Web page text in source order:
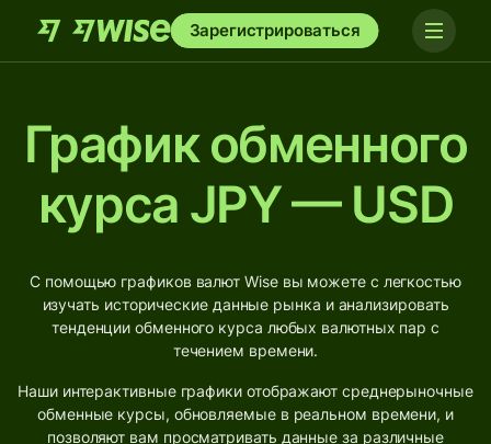
Зарегистрироваться
График обменного
курса JPY — USD
С помощью графиков валют Wise вы можете с легкостью
изучать исторические данные рынка и анализировать
тенденции обменного курса любых валютных пар с
течением времени.
Наши интерактивные графики отображают среднерыночные
обменные курсы, обновляемые в реальном времени, и
позволяют вам просматривать данные за различные